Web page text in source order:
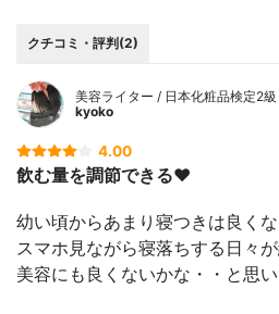
クチコミ・評判(2)
美容ライター / 日本化粧品検定2級
kyoko
4.00
飲む量を調節できる❤️
幼い頃からあまり寝つきは良く
スマホ見ながら寝落ちする日々
美容にも良くないかな・・と思